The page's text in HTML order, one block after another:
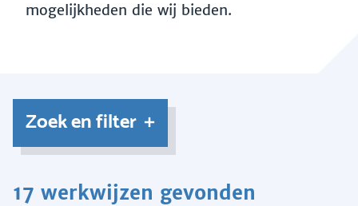
mogelijkheden die wij bieden.
Zoek en filter
17 werkwijzen gevonden